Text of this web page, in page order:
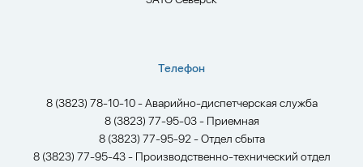
Телефон
8 (3823) 78-10-10 - Аварийно-диспетчерская служба
8 (3823) 77-95-03 - Приемная
8 (3823) 77-95-92 - Отдел сбыта
8 (3823) 77-95-43 - Производственно-технический отдел